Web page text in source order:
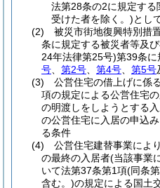
法第28条の2に規定す
受けた者を除く。)とし
(2)
被災市街地復興特別措
条に規定する被災者等及
24年法律第25号)第39条
号
第2号 第4号 第5号
(3)
公営住宅の借上げに係
項の規定による公営住宅
の明渡しをしようとする
の公営住宅に入居の申込
る条件
(4)
公営住宅建替事業によ
の最終の入居者(当該事業
いて法第37条第1項(同条
含む。)の規定による国土